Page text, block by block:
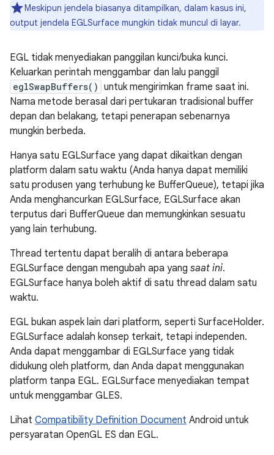
Meskipun jendela biasanya ditampilkan, dalam kasus ini,
output jendela EGLSurface mungkin tidak muncul di layar.
EGL tidak menyediakan panggilan kunci/buka kunci.
Keluarkan perintah menggambar dan lalu panggil
eglSwapBuffers() untuk mengirimkan frame saat ini.
Nama metode berasal dari pertukaran tradisional buffer
depan dan belakang, tetapi penerapan sebenarnya
mungkin berbeda.
Hanya satu EGLSurface yang dapat dikaitkan dengan
platform dalam satu waktu (Anda hanya dapat memiliki
satu produsen yang terhubung ke BufferQueue), tetapi jika
Anda menghancurkan EGLSurface, EGLSurface akan
terputus dari BufferQueue dan memungkinkan sesuatu
yang lain terhubung.
Thread tertentu dapat beralih di antara beberapa
EGLSurface dengan mengubah apa yang saat ini.
EGLSurface hanya boleh aktif di satu thread dalam satu
waktu.
EGL bukan aspek lain dari platform, seperti SurfaceHolder.
EGLSurface adalah konsep terkait, tetapi independen.
Anda dapat menggambar di EGLSurface yang tidak
didukung oleh platform, dan Anda dapat menggunakan
platform tanpa EGL. EGLSurface menyediakan tempat
untuk menggambar GLES.
Lihat Compatibility Definition Document Android untuk
persyaratan OpenGL ES dan EGL.